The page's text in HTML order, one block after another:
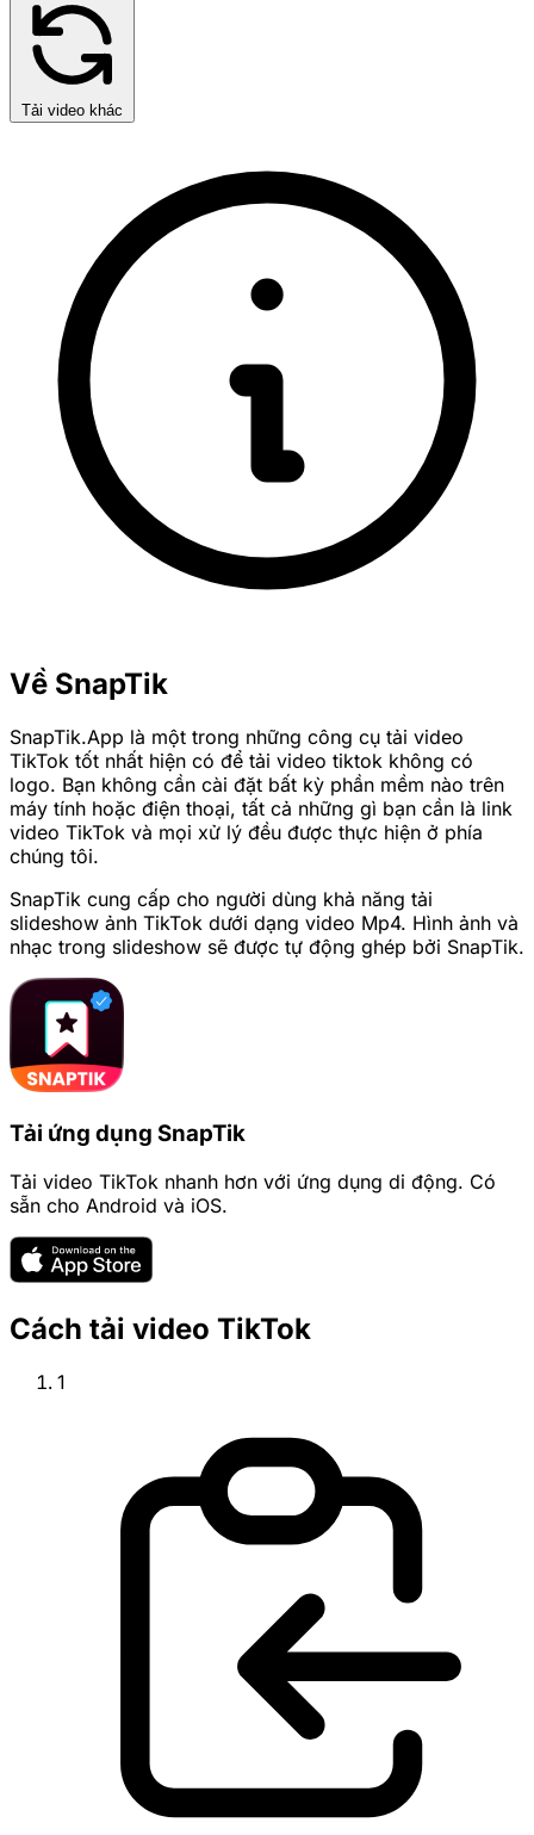
Tải video khác
Về SnapTik
SnapTik.App là một trong những công cụ tải video
TikTok tốt nhất hiện có để tải video tiktok không có
logo. Bạn không cần cài đặt bất kỳ phần mềm nào trên
máy tính hoặc điện thoại, tất cả những gì bạn cần là link
video TikTok và mọi xử lý đều được thực hiện ở phía
chúng tôi.
SnapTik cung cấp cho người dùng khả năng tải
slideshow ảnh TikTok dưới dạng video Mp4. Hình ảnh và
nhạc trong slideshow sẽ được tự động ghép bởi SnapTik.
Tải ứng dụng SnapTik
Tải video TikTok nhanh hơn với ứng dụng di động. Có
sẵn cho Android và iOS.
Cách tải video TikTok
1